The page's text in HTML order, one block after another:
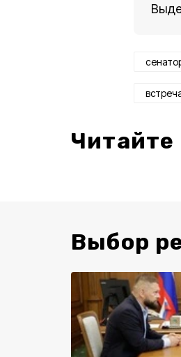
Выбор